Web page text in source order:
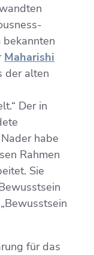
Maharishi
der alten
Der in
habe
Rahmen
Sie
für das